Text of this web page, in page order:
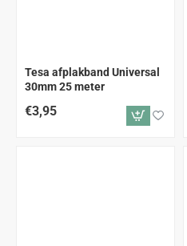
Tesa afplakband Universal
30mm 25 meter
€3,95